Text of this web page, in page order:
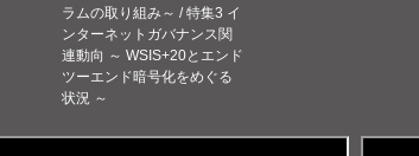
ラムの取り組み～ / 特集3 イ
ンターネットガバナンス関
連動向 ～ WSIS+20とエンド
ツーエンド暗号化をめぐる
状況 ～